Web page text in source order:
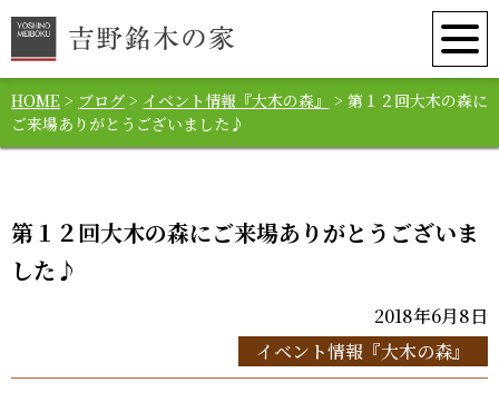
HOME > ブログ > イベント情報『大木の森』 > 第１２回大木の森に
ご来場ありがとうございました♪
第１２回大木の森にご来場ありがとうございま
した♪
2018年6月8日
イベント情報『大木の森』